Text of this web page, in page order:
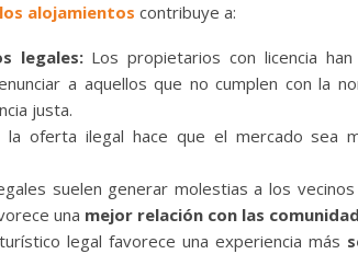
alojamientos contribuye a:
legales:Los propietarios con licencia han
a aquellos que no cumplen con la
justa.
oferta ilegal hace que el mercado sea
suelen generar molestias a los
una mejor relación con las
legal favorece una experiencia más